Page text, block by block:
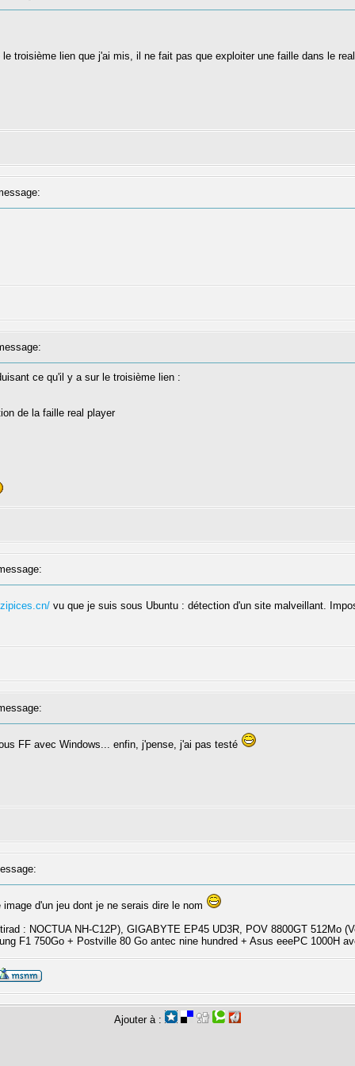
troisième lien que j'ai mis, il ne fait pas que exploiter une faille dans le
ce qu'il y a sur le troisième lien :
de la faille real player
vu que je suis sous Ubuntu : détection d'un site malveillant.
FF avec Windows... enfin, j'pense, j'ai pas testé
d'un jeu dont je ne serais dire le nom
: NOCTUA NH-C12P), GIGABYTE EP45 UD3R, POV 8800GT 512Mo
F1 750Go + Postville 80 Go antec nine hundred + Asus eeePC 1000H
Ajouter à :